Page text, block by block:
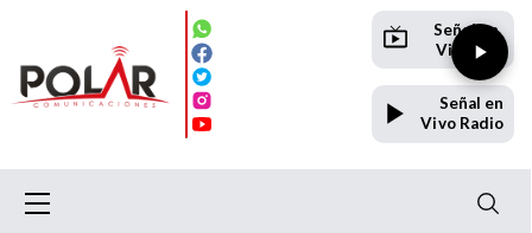
Señal en
Vivo TV
Señal en
Vivo Radio